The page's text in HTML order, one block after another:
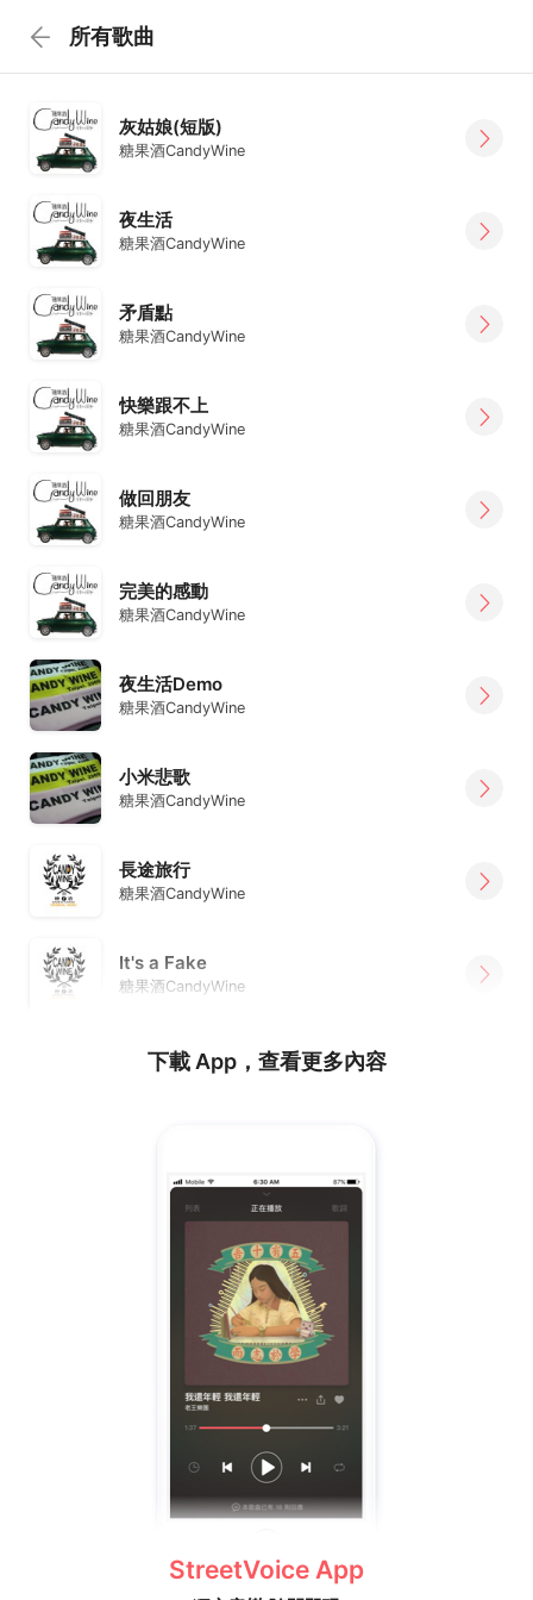
所有歌曲
灰姑娘(短版)
糖果酒CandyWine
夜生活
糖果酒CandyWine
矛盾點
糖果酒CandyWine
快樂跟不上
糖果酒CandyWine
做回朋友
糖果酒CandyWine
完美的感動
糖果酒CandyWine
夜生活Demo
糖果酒CandyWine
小米悲歌
糖果酒CandyWine
長途旅行
糖果酒CandyWine
It's a Fake
糖果酒CandyWine
下載 App，查看更多內容
StreetVoice App